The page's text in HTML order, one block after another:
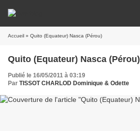
Accueil » Quito (Equateur) Nasca (Pérou)
Quito (Equateur) Nasca (Pérou)
Publié le 16/05/2011 à 03:19
Par TISSOT CHARLOD Dominique & Odette